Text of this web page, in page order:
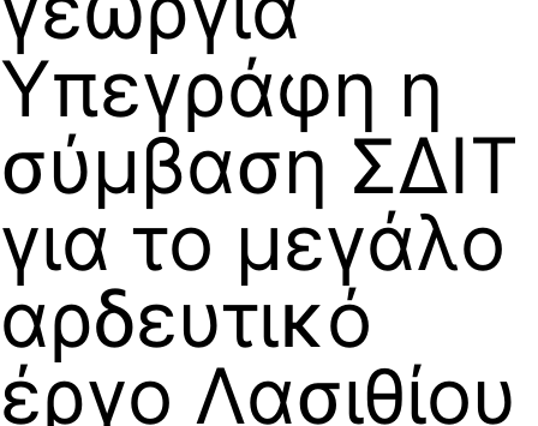
Υπεγράφη η
σύμβαση ΣΔΙΤ
για το μεγάλο
αρδευτικό
έργο Λασιθίου